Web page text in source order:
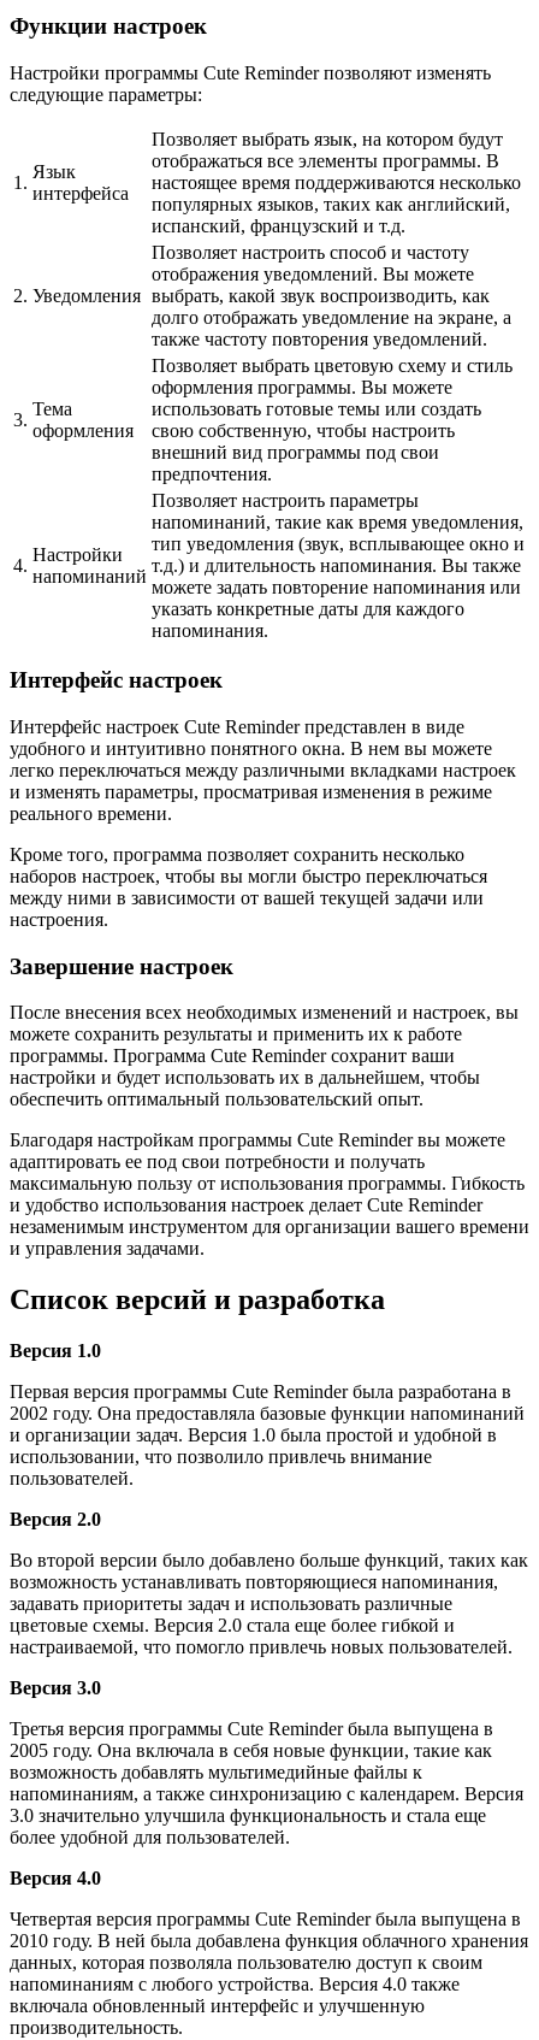
Функции настроек
Настройки программы Cute Reminder позволяют изменять
следующие параметры:
1.
Язык
интерфейса
Позволяет выбрать язык, на котором будут
отображаться все элементы программы. В
настоящее время поддерживаются несколько
популярных языков, таких как английский,
испанский, французский и т.д.
2. Уведомления
Позволяет настроить способ и частоту
отображения уведомлений. Вы можете
выбрать, какой звук воспроизводить, как
долго отображать уведомление на экране, а
также частоту повторения уведомлений.
3.
Тема
оформления
Позволяет выбрать цветовую схему и стиль
оформления программы. Вы можете
использовать готовые темы или создать
свою собственную, чтобы настроить
внешний вид программы под свои
предпочтения.
4.
Настройки
напоминаний
Позволяет настроить параметры
напоминаний, такие как время уведомления,
тип уведомления (звук, всплывающее окно и
т.д.) и длительность напоминания. Вы также
можете задать повторение напоминания или
указать конкретные даты для каждого
напоминания.
Интерфейс настроек
Интерфейс настроек Cute Reminder представлен в виде
удобного и интуитивно понятного окна. В нем вы можете
легко переключаться между различными вкладками настроек
и изменять параметры, просматривая изменения в режиме
реального времени.
Кроме того, программа позволяет сохранить несколько
наборов настроек, чтобы вы могли быстро переключаться
между ними в зависимости от вашей текущей задачи или
настроения.
Завершение настроек
После внесения всех необходимых изменений и настроек, вы
можете сохранить результаты и применить их к работе
программы. Программа Cute Reminder сохранит ваши
настройки и будет использовать их в дальнейшем, чтобы
обеспечить оптимальный пользовательский опыт.
Благодаря настройкам программы Cute Reminder вы можете
адаптировать ее под свои потребности и получать
максимальную пользу от использования программы. Гибкость
и удобство использования настроек делает Cute Reminder
незаменимым инструментом для организации вашего времени
и управления задачами.
Список версий и разработка
Версия 1.0
Первая версия программы Cute Reminder была разработана в
2002 году. Она предоставляла базовые функции напоминаний
и организации задач. Версия 1.0 была простой и удобной в
использовании, что позволило привлечь внимание
пользователей.
Версия 2.0
Во второй версии было добавлено больше функций, таких как
возможность устанавливать повторяющиеся напоминания,
задавать приоритеты задач и использовать различные
цветовые схемы. Версия 2.0 стала еще более гибкой и
настраиваемой, что помогло привлечь новых пользователей.
Версия 3.0
Третья версия программы Cute Reminder была выпущена в
2005 году. Она включала в себя новые функции, такие как
возможность добавлять мультимедийные файлы к
напоминаниям, а также синхронизацию с календарем. Версия
3.0 значительно улучшила функциональность и стала еще
более удобной для пользователей.
Версия 4.0
Четвертая версия программы Cute Reminder была выпущена в
2010 году. В ней была добавлена функция облачного хранения
данных, которая позволяла пользователю доступ к своим
напоминаниям с любого устройства. Версия 4.0 также
включала обновленный интерфейс и улучшенную
производительность.